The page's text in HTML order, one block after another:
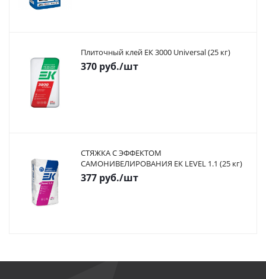
Плиточный клей ЕК 3000 Universal (25 кг)
370 руб./шт
СТЯЖКА С ЭФФЕКТОМ
САМОНИВЕЛИРОВАНИЯ ЕК LEVEL 1.1 (25 кг)
377 руб./шт